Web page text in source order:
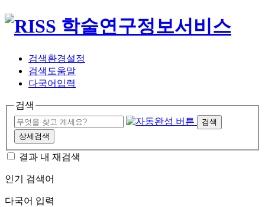
검색환경설정
검색도움말
다국어입력
검색
검색
상세검색
결과 내 재검색
인기 검색어
다국어 입력